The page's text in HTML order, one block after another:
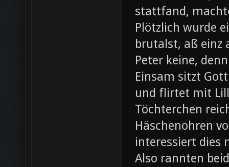
stattfand,
Plötzlich wurde
brutalst, aß einz
Peter keine,
Einsam sitzt
und flirtet mit
Töchterchen
Häschenohren
interessiert dies
Also rannten